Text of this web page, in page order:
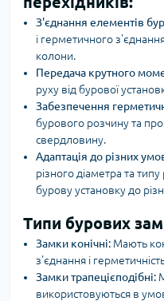
З'єднання елементів
і герметичного
колони.
Передача крутного
руху від бурової
Забезпечення
бурового розчину та
свердловину.
Адаптація до різних
різного діаметра та
бурову установку до
Типи бурових
Замки конічні: Мають
з'єднання і
Замки трапецієподібні:
використовуються в